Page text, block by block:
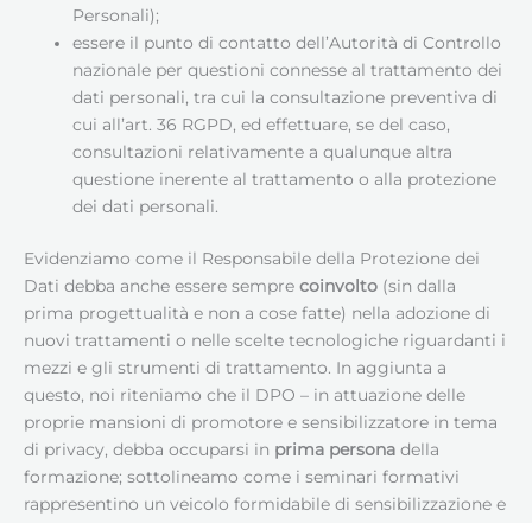
Personali);
essere il punto di contatto dell’Autorità di Controllo
nazionale per questioni connesse al trattamento dei
dati personali, tra cui la consultazione preventiva di
cui all’art. 36 RGPD, ed effettuare, se del caso,
consultazioni relativamente a qualunque altra
questione inerente al trattamento o alla protezione
dei dati personali.
Evidenziamo come il Responsabile della Protezione dei
Dati debba anche essere sempre coinvolto (sin dalla
prima progettualità e non a cose fatte) nella adozione di
nuovi trattamenti o nelle scelte tecnologiche riguardanti i
mezzi e gli strumenti di trattamento. In aggiunta a
questo, noi riteniamo che il DPO – in attuazione delle
proprie mansioni di promotore e sensibilizzatore in tema
di privacy, debba occuparsi in prima persona della
formazione; sottolineamo come i seminari formativi
rappresentino un veicolo formidabile di sensibilizzazione e